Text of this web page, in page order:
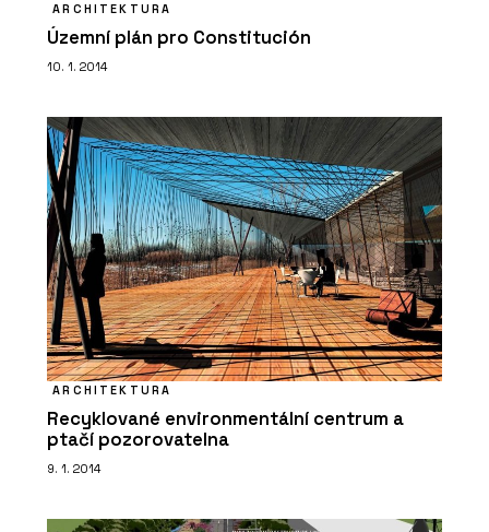
ARCHITEKTURA
Územní plán pro Constitución
10. 1. 2014
ARCHITEKTURA
Recyklované environmentální centrum a
ptačí pozorovatelna
9. 1. 2014